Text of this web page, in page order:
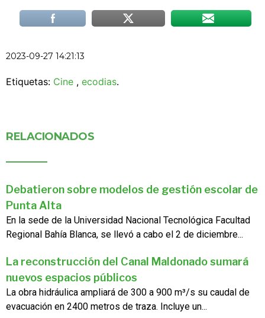
2023-09-27 14:21:13
Etiquetas: Cine , ecodias.
RELACIONADOS
Debatieron sobre modelos de gestión escolar de
Punta Alta
En la sede de la Universidad Nacional Tecnológica Facultad
Regional Bahía Blanca, se llevó a cabo el 2 de diciembre...
La reconstrucción del Canal Maldonado sumará
nuevos espacios públicos
La obra hidráulica ampliará de 300 a 900 m³/s su caudal de
evacuación en 2400 metros de traza. Incluye un...